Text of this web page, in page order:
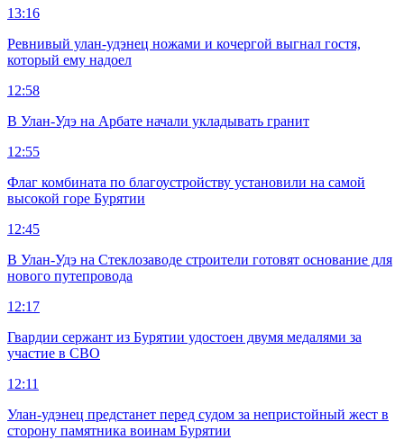
13:16
Ревнивый улан-удэнец ножами и кочергой выгнал гостя,
который ему надоел
12:58
В Улан-Удэ на Арбате начали укладывать гранит
12:55
Флаг комбината по благоустройству установили на самой
высокой горе Бурятии
12:45
В Улан-Удэ на Стеклозаводе строители готовят основание для
нового путепровода
12:17
Гвардии сержант из Бурятии удостоен двумя медалями за
участие в СВО
12:11
Улан-удэнец предстанет перед судом за непристойный жест в
сторону памятника воинам Бурятии